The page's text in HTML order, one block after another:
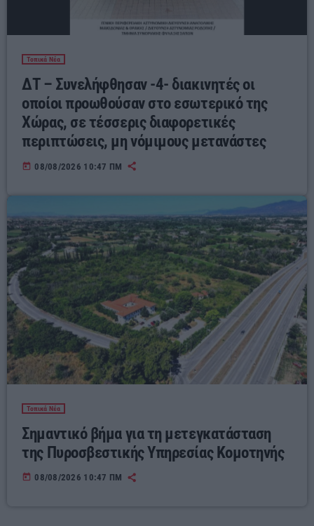
Τοπικά Νέα
ΔΤ – Συνελήφθησαν -4- διακινητές οι
οποίοι προωθούσαν στο εσωτερικό της
Χώρας, σε τέσσερις διαφορετικές
περιπτώσεις, μη νόμιμους μετανάστες
today 08/08/2026 10:47 ΠΜ
Τοπικά Νέα
Σημαντικό βήμα για τη μετεγκατάσταση
της Πυροσβεστικής Υπηρεσίας Κομοτηνής
today 08/08/2026 10:47 ΠΜ